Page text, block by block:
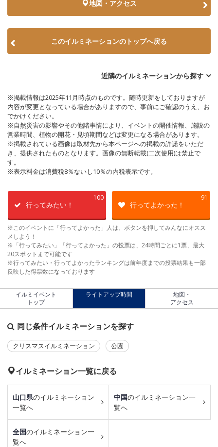
地図・アクセス
このイルミネーションのトップへ戻る
近隣のイルミネーションから探す
※掲載情報は2025年11月時点のものです。随時更新をしておりますが
内容が変更となっている場合がありますので、事前にご確認のうえ、お
でかけください。
※自然災害の影響やその他諸事情により、イベントの開催情報、施設の
営業時間、植物の開花・見頃期間などは変更になる場合があります。
※掲載されている画像は取材先から本ページへの掲載の許諾をいただ
き、提供されたものとなります。画像の無断転載(二次使用)は禁止で
す。
※表示料金は消費税8％ないし10％の内税表示です。
100
行ってみたい！
91
行ってよかった！
※このイベントに「行ってよかった」人は、ボタンを押してみんなにオスス
メしよう！
※「行ってみたい」「行ってよかった」の投票は、24時間ごとに1票、最大
20スポットまで可能です
※行ってみたい・行ってよかったランキングは前年度までの投票結果も一部
反映した得票数になっております
イルミイベント
トップ
ライトアップ時間
地図・
アクセス
同じ条件イルミネーションを探す
クリスマスイルミネーション 公園
イルミネーション一覧に戻る
山口県のイルミネーション
一覧へ
中国のイルミネーション一
覧へ
全国のイルミネーション一
覧へ